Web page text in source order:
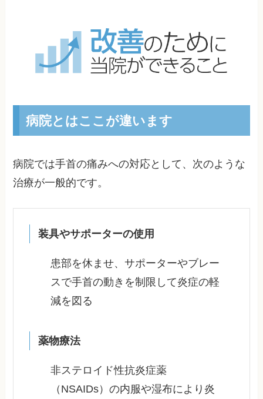
病院とはここが違います
病院では手首の痛みへの対応として、次のような
治療が一般的です。
装具やサポーターの使用
患部を休ませ、サポーターやブレー
スで手首の動きを制限して炎症の軽
減を図る
薬物療法
非ステロイド性抗炎症薬
（NSAIDs）の内服や湿布により炎